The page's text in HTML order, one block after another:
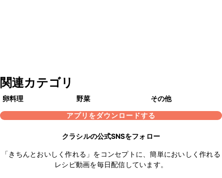
関連カテゴリ
卵料理 野菜
その他
アプリをダウンロードする
クラシルの公式SNSをフォロー
「きちんとおいしく作れる」をコンセプトに、簡単においしく作れる
レシピ動画を毎日配信しています。